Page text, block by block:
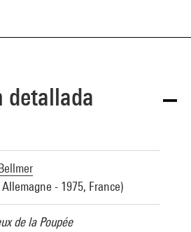
detallada
Allemagne - 1975, France)
de la Poupée